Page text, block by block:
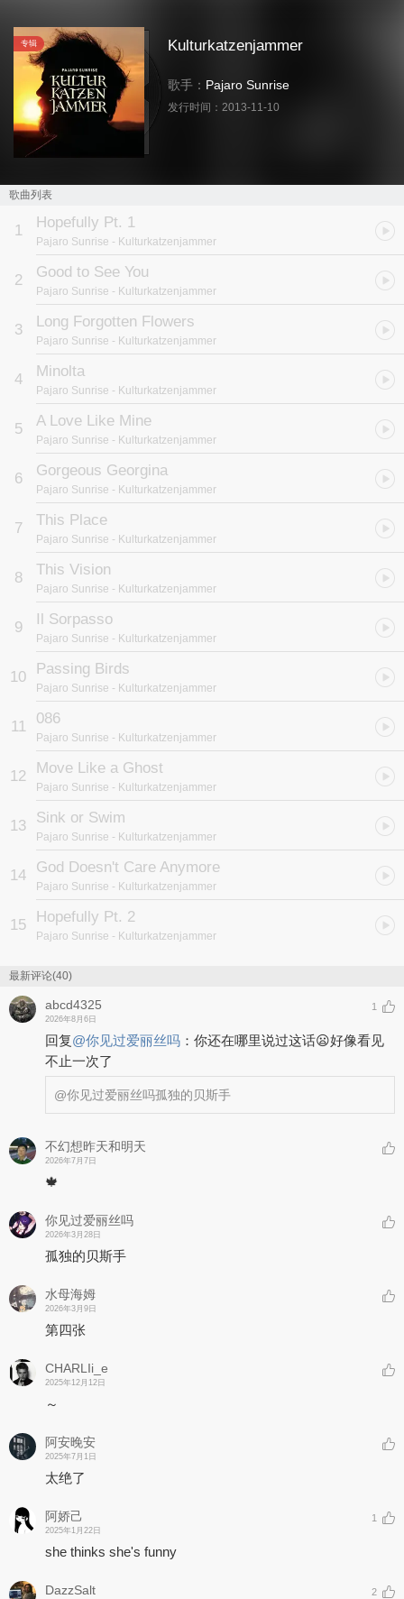
专辑 Kulturkatzenjammer
歌手： Pajaro Sunrise
发行时间： 2013-11-10
歌曲列表
1 Hopefully Pt. 1
Pajaro Sunrise - Kulturkatzenjammer
2 Good to See You
Pajaro Sunrise - Kulturkatzenjammer
3 Long Forgotten Flowers
Pajaro Sunrise - Kulturkatzenjammer
4 Minolta
Pajaro Sunrise - Kulturkatzenjammer
5 A Love Like Mine
Pajaro Sunrise - Kulturkatzenjammer
6 Gorgeous Georgina
Pajaro Sunrise - Kulturkatzenjammer
7 This Place
Pajaro Sunrise - Kulturkatzenjammer
8 This Vision
Pajaro Sunrise - Kulturkatzenjammer
9 Il Sorpasso
Pajaro Sunrise - Kulturkatzenjammer
10 Passing Birds
Pajaro Sunrise - Kulturkatzenjammer
11 086
Pajaro Sunrise - Kulturkatzenjammer
12 Move Like a Ghost
Pajaro Sunrise - Kulturkatzenjammer
13 Sink or Swim
Pajaro Sunrise - Kulturkatzenjammer
14 God Doesn't Care Anymore
Pajaro Sunrise - Kulturkatzenjammer
15 Hopefully Pt. 2
Pajaro Sunrise - Kulturkatzenjammer
最新评论(40)
abcd4325
2026年8月6日
1
回复@你见过爱丽丝吗 ： 你还在哪里说过这话😦好像看见
不止一次了
@你见过爱丽丝吗孤独的贝斯手
不幻想昨天和明天
2026年7月7日
🍁
你见过爱丽丝吗
2026年3月28日
孤独的贝斯手
水母海姆
2026年3月9日
第四张
CHARLIi_e
2025年12月12日
～
阿安晚安
2025年7月1日
太绝了
阿娇己
2025年1月22日
1
she thinks she's funny
DazzSalt 2